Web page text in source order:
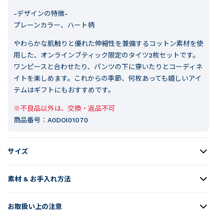
-デザインの特徴-
プレーンカラー、ハート柄
やわらかな肌触りと優れた伸縮性を兼備するコットン素材を使
用した、オンラインブティック限定のタイツ2枚セットです。
ワンピースと合わせたり、パンツの下に穿いたりとコーディネ
イトを楽しめます。これからの季節、何枚あっても嬉しいアイ
テムはギフトにもおすすめです。
※不良品以外は、交換・返品不可
商品番号： A0DOI01070
サイズ
素材 & お手入れ方法
お取扱い上の注意